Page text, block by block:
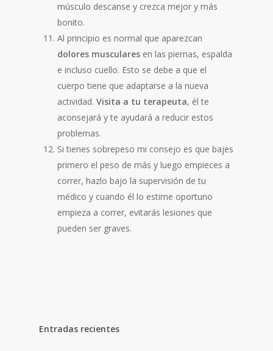
músculo descanse y crezca mejor y más
bonito.
Al principio es normal que aparezcan
dolores musculares en las piernas, espalda
e incluso cuello. Esto se debe a que el
cuerpo tiene que adaptarse a la nueva
actividad. Visita a tu terapeuta, él te
aconsejará y te ayudará a reducir estos
problemas.
Si tienes sobrepeso mi consejo es que bajes
primero el peso de más y luego empieces a
correr, hazlo bajo la supervisión de tu
médico y cuando él lo estime oportuno
empieza a correr, evitarás lesiones que
pueden ser graves.
Entradas recientes